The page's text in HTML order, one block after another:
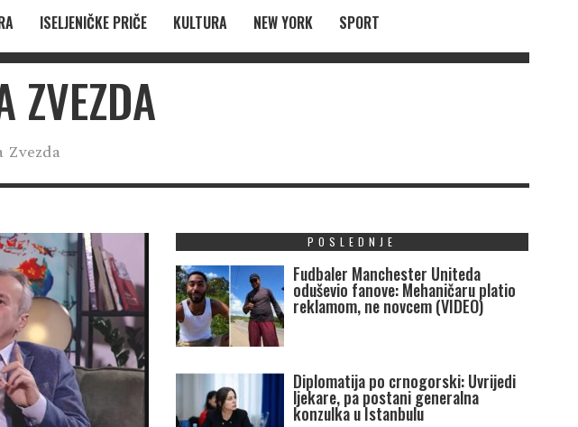
ISELJENIČKE PRIČE KULTURA NEW YORK SPORT
ZVEZDA
Zvezda
POSLEDNJE
Fudbaler Manchester Uniteda
oduševio fanove: Mehaničaru platio
reklamom, ne novcem (VIDEO)
Diplomatija po crnogorski: Uvrijedi
ljekare, pa postani generalna
konzulka u Istanbulu